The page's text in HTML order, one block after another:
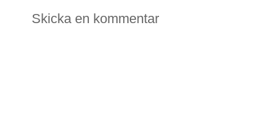
Skicka en kommentar